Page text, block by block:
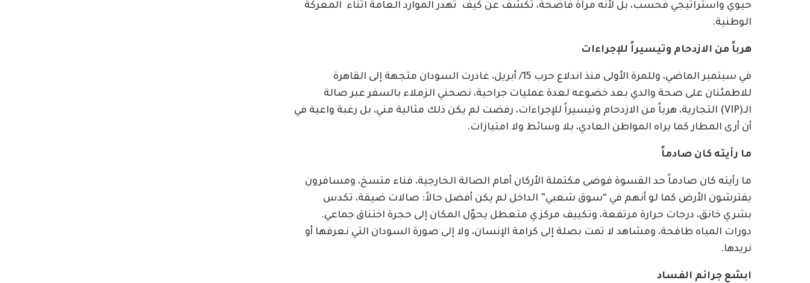
حيوي واستراتيجي فحسب، بل لأنه مرآة فاضحة، تكشف عن كيف تُهدر الموارد العامة اثناء المعركة
الوطنية.
هرباً من الازدحام وتيسيراً للإجراءات
في سبتمبر الماضي، وللمرة الأولى منذ اندلاع حرب 15/ أبريل، غادرت السودان متجهة إلى القاهرة
للاطمئنان على صحة والدي بعد خضوعه لعدة عمليات جراحية، نصحني الزملاء بالسفر عبر صالة
الـ(VIP) التجارية، هرباً من الازدحام وتيسيراً للإجراءات، رفضت لم يكن ذلك مثالية مني، بل رغبة واعية في
أن أرى المطار كما يراه المواطن العادي، بلا وسائط ولا امتيازات.
ما رأيته كان صادماً
ما رأيته كان صادماً حد القسوة فوضى مكتملة الأركان أمام الصالة الخارجية، فناء متسخ، ومسافرون
يفترشون الأرض كما لو أنهم في “سوق شعبي” الداخل لم يكن أفضل حالاً: صالات ضيقة، تكدس
بشري خانق، درجات حرارة مرتفعة، وتكييف مركزي متعطل يحوّل المكان إلى حجرة اختناق جماعي.
دورات المياه طافحة، ومشاهد لا تمت بصلة إلى كرامة الإنسان، ولا إلى صورة السودان التي نعرفها أو
نريدها.
ابشع جرائم الفساد